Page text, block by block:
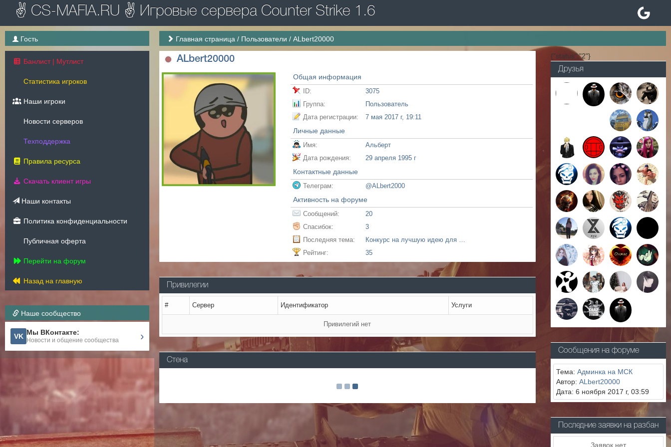
✌ CS-MAFIA.RU ✌ Игровые сервера Counter Strike 1.6
Гость
Банлист | Мутлист
Статистика игроков
Наши игроки
Новости серверов
Техподдержка
Правила ресурса
Скачать клиент игры
Наши контакты
Политика конфиденциальности
Публичная оферта
Перейти на форум
Назад на главную
Наше сообщество
VK Мы ВКонтакте:
Новости и общение сообщества ›
Главная страница / Пользователи /ALbert20000
ALbert20000
Общая информация
ID:
3075
Группа:
Пользователь
Дата регистрации:
7 мая 2017 г, 19:11
Личные данные
Имя:
Альберт
Дата рождения:
29 апреля 1995 г
Контактные данные
Телеграм: @ALbert2000
Активность на форуме
Сообщений:
20
Спасибок:
3
Последняя тема:
Конкурс на лучшую идею для названия нового сервера КСДМ
Рейтинг:
35
Привилегии
# Сервер Идентификатор Услуги
Привилегий нет
Стена
{"status":"2"}
Друзья
Сообщения на форуме
Тема: Админка на МСК
Автор: ALbert20000
Дата: 6 ноября 2017 г, 03:59
Последние заявки на разбан
Заявок нет